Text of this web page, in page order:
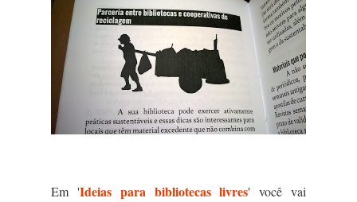
Em 'Ideias para bibliotecas livres' você vai